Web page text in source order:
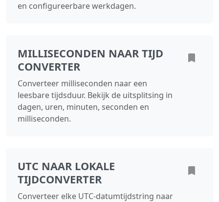
en configureerbare werkdagen.
MILLISECONDEN NAAR TIJD
CONVERTER
Converteer milliseconden naar een
leesbare tijdsduur. Bekijk de uitsplitsing in
dagen, uren, minuten, seconden en
milliseconden.
UTC NAAR LOKALE
TIJDCONVERTER
Converteer elke UTC-datumtijdstring naar